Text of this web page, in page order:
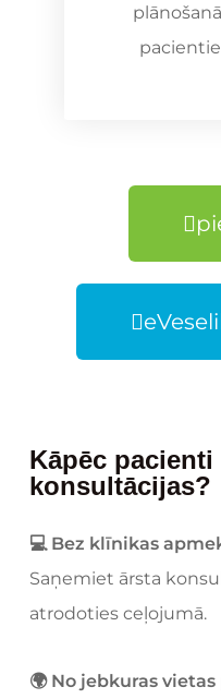
Kāpēc
konsultācijas?
💻 Bez klīnikas
Saņemiet ārsta
atrodoties ceļojumā.
🌍 No jebkuras